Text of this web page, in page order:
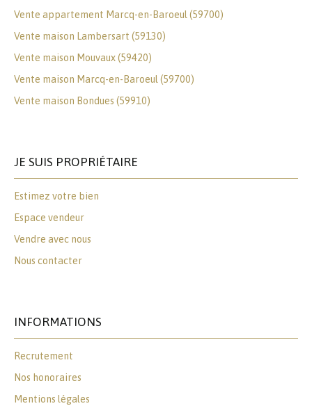
Vente appartement Marcq-en-Baroeul (59700)
Vente maison Lambersart (59130)
Vente maison Mouvaux (59420)
Vente maison Marcq-en-Baroeul (59700)
Vente maison Bondues (59910)
JE SUIS PROPRIÉTAIRE
Estimez votre bien
Espace vendeur
Vendre avec nous
Nous contacter
INFORMATIONS
Recrutement
Nos honoraires
Mentions légales